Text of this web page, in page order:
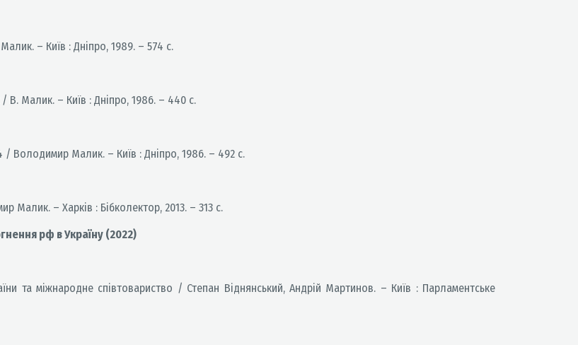
– Київ : Дніпро, 1989. – 574 с.
В. Малик. – Київ : Дніпро, 1986. – 440 с.
Володимир Малик. – Київ : Дніпро, 1986. – 492 с.
– Харків : Бібколектор, 2013. – 313 с.
рф в Україну (2022)
та міжнародне співтовариство / Степан Віднянський, Андрій Мартинов. – Київ : Парламентське